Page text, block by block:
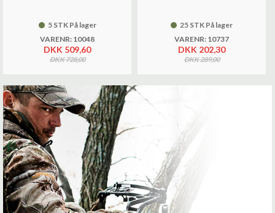
5 STK På lager
VARENR: 10048
DKK 509,60
DKK 728,00
25 STK På lager
VARENR: 10737
DKK 202,30
DKK 289,00